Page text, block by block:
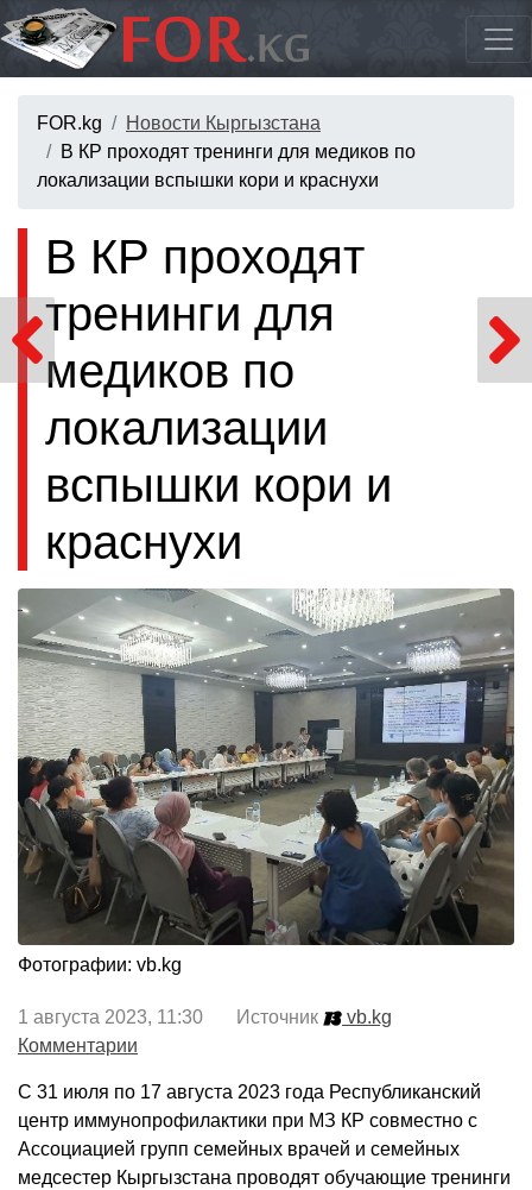
FOR.kg
Новости Кыргызстана
В КР проходят тренинги для медиков по
локализации вспышки кори и краснухи
В КР проходят
тренинги для
медиков по
локализации
вспышки кори и
краснухи
Фотографии: vb.kg
1 августа 2023, 11:30 Источник
vb.kg
Комментарии
С 31 июля по 17 августа 2023 года Республиканский
центр иммунопрофилактики при МЗ КР совместно с
Ассоциацией групп семейных врачей и семейных
медсестер Кыргызстана проводят обучающие тренинги